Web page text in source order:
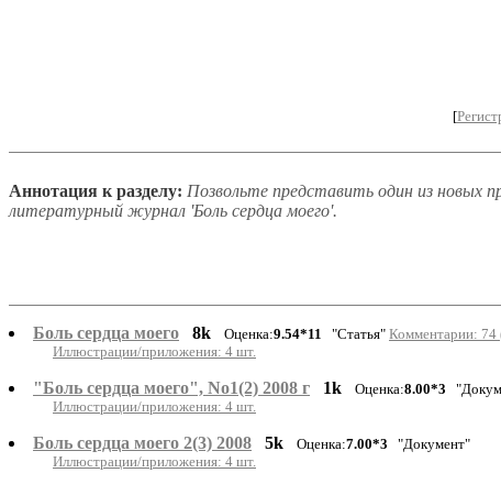
[
Аннотация к разделу: Позвольте представить один из новых
литературный журнал 'Боль сердца моего'.
Боль сердца моего 8k Оценка:9.54*11 "Статья" Комментарии: 74
Иллюстрации/приложения: 4 шт.
"Боль сердца моего", No1(2) 2008 г 1k Оценка:8.00*3
Иллюстрации/приложения: 4 шт.
Боль сердца моего 2(3) 2008 5k Оценка:7.00*3 "Документ"
Иллюстрации/приложения: 4 шт.